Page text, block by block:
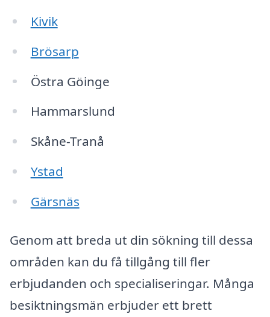
Kivik
Brösarp
Östra Göinge
Hammarslund
Skåne-Tranå
Ystad
Gärsnäs
Genom att breda ut din sökning till dessa
områden kan du få tillgång till fler
erbjudanden och specialiseringar. Många
besiktningsmän erbjuder ett brett